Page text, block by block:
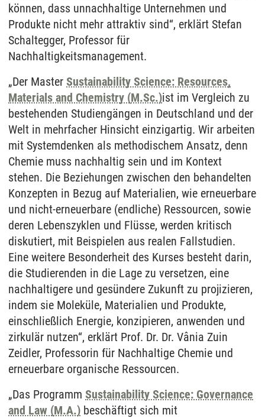
können, dass unnachhaltige Unternehmen und
Produkte nicht mehr attraktiv sind“, erklärt Stefan
Schaltegger, Professor für
Nachhaltigkeitsmanagement.
„Der Master Sustainability Science: Resources,
Materials and Chemistry (M.Sc.)ist im Vergleich zu
bestehenden Studiengängen in Deutschland und der
Welt in mehrfacher Hinsicht einzigartig. Wir arbeiten
mit Systemdenken als methodischem Ansatz, denn
Chemie muss nachhaltig sein und im Kontext
stehen. Die Beziehungen zwischen den behandelten
Konzepten in Bezug auf Materialien, wie erneuerbare
und nicht-erneuerbare (endliche) Ressourcen, sowie
deren Lebenszyklen und Flüsse, werden kritisch
diskutiert, mit Beispielen aus realen Fallstudien.
Eine weitere Besonderheit des Kurses besteht darin,
die Studierenden in die Lage zu versetzen, eine
nachhaltigere und gesündere Zukunft zu projizieren,
indem sie Moleküle, Materialien und Produkte,
einschließlich Energie, konzipieren, anwenden und
zirkulär nutzen“, erklärt Prof. Dr. Dr. Vânia Zuin
Zeidler, Professorin für Nachhaltige Chemie und
erneuerbare organische Ressourcen.
„Das Programm Sustainability Science: Governance
and Law (M.A.) beschäftigt sich mit